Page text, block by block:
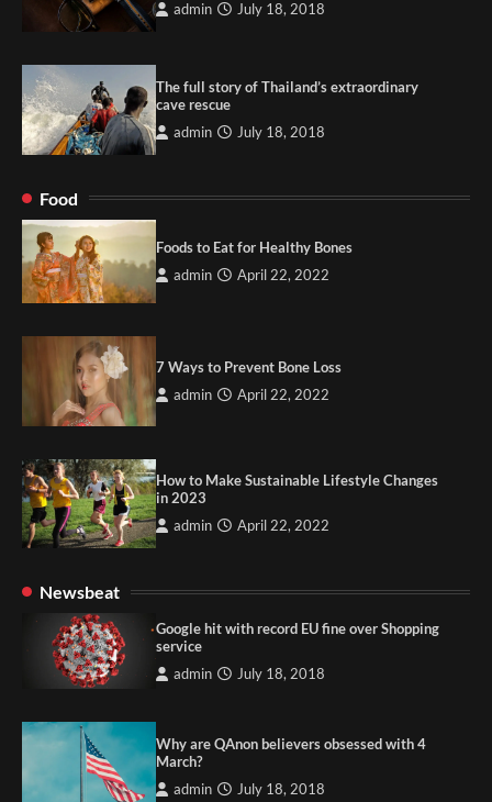
admin July 18, 2018
The full story of Thailand’s extraordinary
cave rescue
admin July 18, 2018
Food
Foods to Eat for Healthy Bones
admin April 22, 2022
7 Ways to Prevent Bone Loss
admin April 22, 2022
How to Make Sustainable Lifestyle Changes
in 2023
admin April 22, 2022
Newsbeat
Google hit with record EU fine over Shopping
service
admin July 18, 2018
Why are QAnon believers obsessed with 4
March?
admin July 18, 2018